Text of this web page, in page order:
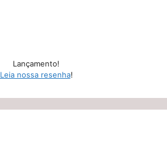
Lançamento!
Leia nossa resenha!